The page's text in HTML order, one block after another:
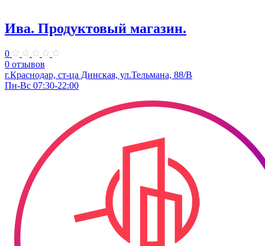
Ива. Продуктовый магазин.
0
0 отзывов
г.Краснодар, ст-ца Динская, ул.Тельмана, 88/В
Пн-Вс 07:30-22:00